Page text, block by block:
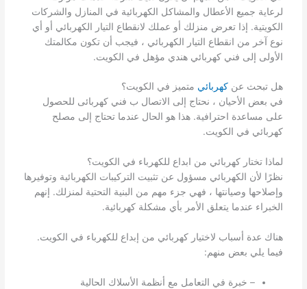
لرعاية جميع الأعطال والمشاكل الكهربائية في المنازل والشركات
الكويتية. إذا تعرض منزلك أو عملك لانقطاع التيار الكهربائي أو أي
نوع آخر من انقطاع التيار الكهربائي ، فيجب أن تكون مكالمتك
الأولى إلى فني كهربائي هندي مؤهل في الكويت.
هل تبحث عن كهربائي متميز في الكويت؟
في بعض الأحيان ، نحتاج إلى الاتصال ب فني كهربائى للحصول
على مساعدة احترافية. هذا هو الحال عندما تحتاج إلى مصلح
كهربائي في الكويت.
لماذا تختار كهربائي من ابداع للكهرباء في الكويت؟
نظرًا لأن الكهربائي مسؤول عن تثبيت التركيبات الكهربائية وتوفيرها
وإصلاحها وصيانتها ، فهي جزء مهم من البنية التحتية لمنزلك. إنهم
الخبراء عندما يتعلق الأمر بأي مشكلة كهربائية.
هناك عدة أسباب لاختيار كهربائي من إبداع للكهرباء في الكويت.
فيما يلي بعض منهم:
– خبرة في التعامل مع أنظمة الأسلاك الحالية